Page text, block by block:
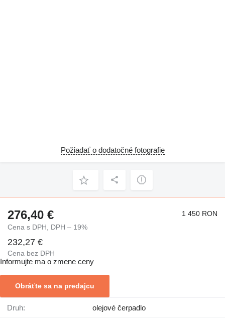
Požiadať o dodatočné fotografie
276,40 €
Cena s DPH, DPH – 19%
1 450 RON
232,27 €
Cena bez DPH
Informujte ma o zmene ceny
Obráťte sa na predajcu
Druh: olejové čerpadlo